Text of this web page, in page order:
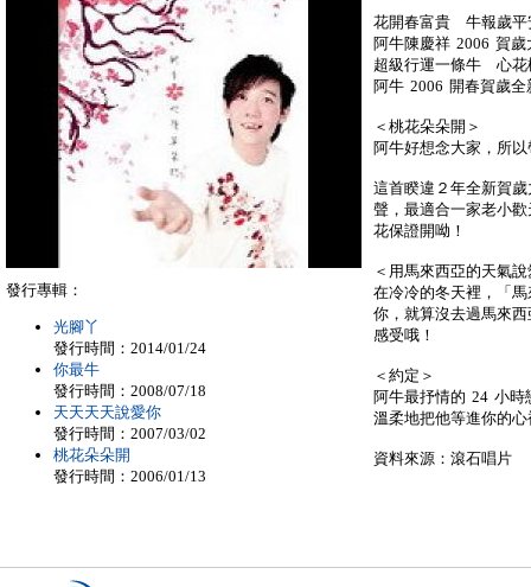
花開春富貴 牛報歲平
阿牛陳慶祥 2006 賀
超級行運一條牛 心花
阿牛 2006 開春賀歲
＜桃花朵朵開＞
阿牛好想念大家，所
這首睽違２年全新賀
聲，最適合一家老小
花保證開呦！
＜用馬來西亞的天氣
在冷冷的冬天裡，「
你，就算沒去過馬來
感受哦！
＜約定＞
阿牛最抒情的 24 小時
溫柔地把他等進你的心
資料來源：滾石唱片
發行專輯：
光腳丫
發行時間：2014/01/24
你最牛
發行時間：2008/07/18
天天天天說愛你
發行時間：2007/03/02
桃花朵朵開
發行時間：2006/01/13